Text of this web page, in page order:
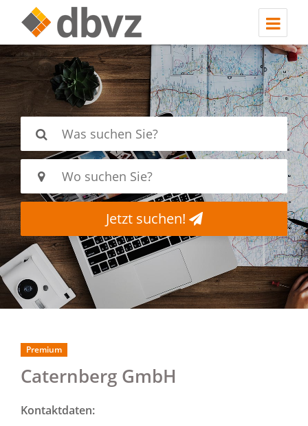
Jetzt suchen!
Caternberg GmbH
Premium
Kontaktdaten: